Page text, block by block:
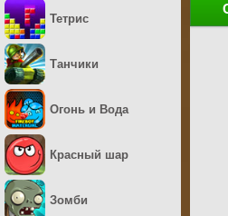
Тетрис
Танчики
Огонь и Вода
Красный шар
Зомби